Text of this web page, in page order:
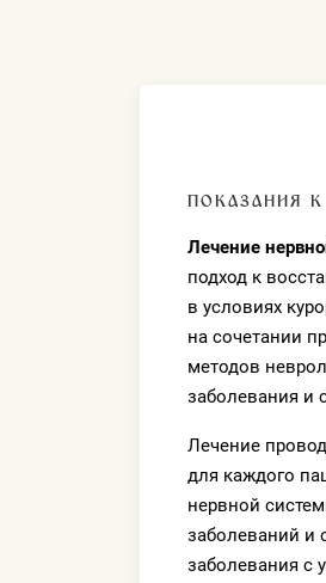
ПОКАЗАНИЯ
Лечение
подход к
в условиях
на сочетании
методов
заболевания и
Лечение
для каждого
нервной
заболеваний и
заболевания с